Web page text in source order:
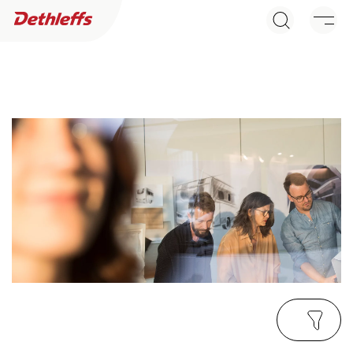
Camper Vans
Dethleffs Original Zubehör
Dethleffs Versprechen
Händlersuche